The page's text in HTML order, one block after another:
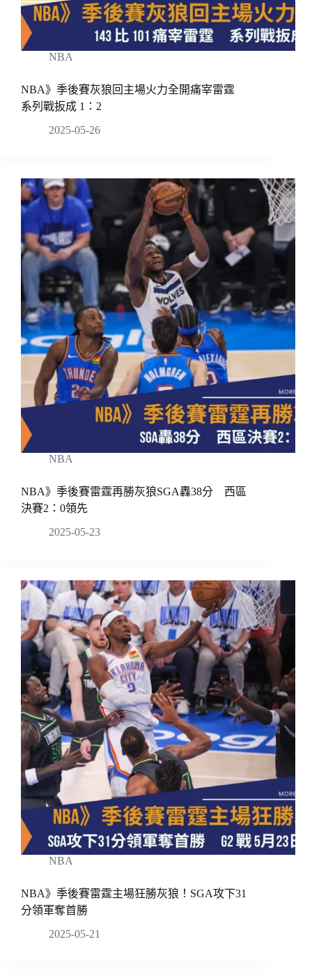
NBA
NBA》季後賽灰狼回主場火力全開痛宰雷霆
系列戰扳成 1：2
2025-05-26
NBA
NBA》季後賽雷霆再勝灰狼SGA轟38分 西區
決賽2：0領先
2025-05-23
NBA
NBA》季後賽雷霆主場狂勝灰狼！SGA攻下31
分領軍奪首勝
2025-05-21